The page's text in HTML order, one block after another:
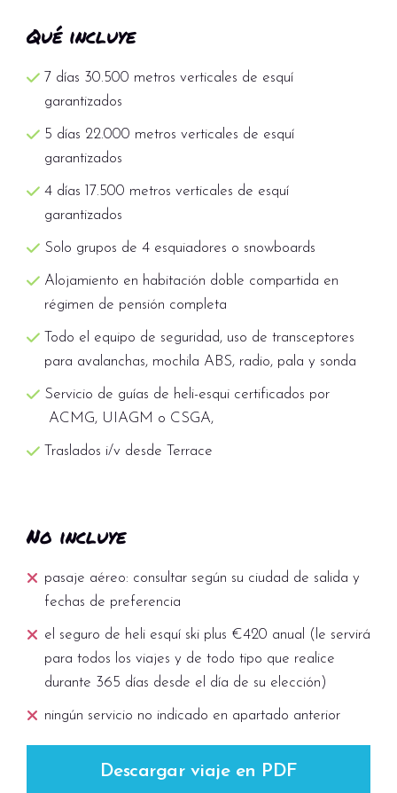
Qué incluye
7 días 30.500 metros verticales de esquí
garantizados
5 días 22.000 metros verticales de esquí
garantizados
4 días 17.500 metros verticales de esquí
garantizados
Solo grupos de 4 esquiadores o snowboards
Alojamiento en habitación doble compartida en
régimen de pensión completa
Todo el equipo de seguridad, uso de transceptores
para avalanchas, mochila ABS, radio, pala y sonda
Servicio de guías de heli-esqui certificados por
ACMG, UIAGM o CSGA,
Traslados i/v desde Terrace
No incluye
pasaje aéreo: consultar según su ciudad de salida y
fechas de preferencia
el seguro de heli esquí ski plus €420 anual (le servirá
para todos los viajes y de todo tipo que realice
durante 365 días desde el día de su elección)
ningún servicio no indicado en apartado anterior
Descargar viaje en PDF